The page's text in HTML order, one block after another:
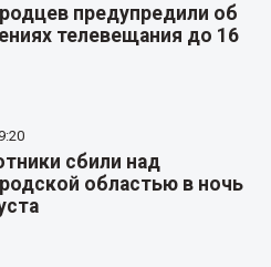
предупредили об
телевещания до 16
сбили над
областью в ночь